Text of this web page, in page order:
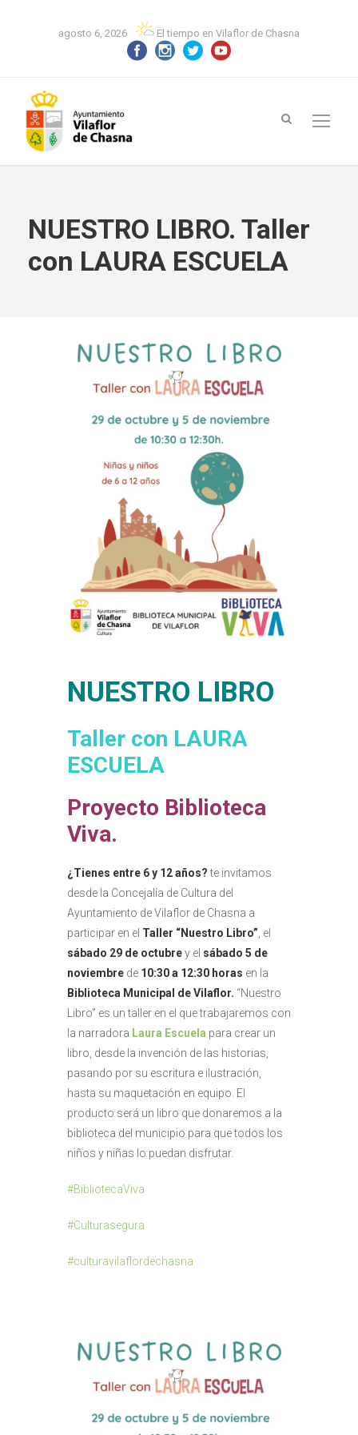
agosto 6, 2026 El tiempo en Vilaflor de Chasna
NUESTRO LIBRO. Taller
con LAURA ESCUELA
NUESTRO LIBRO
Taller con LAURA
ESCUELA
Proyecto Biblioteca
Viva.
¿Tienes entre 6 y 12 años?te invitamos
desde la Concejalía de Cultura del
Ayuntamiento de Vilaflor de Chasna a
participar en el Taller “Nuestro Libro” , el
sábado 29 de octubrey el sábado 5 de
noviembre de 10:30 a 12:30 horas en la
Biblioteca Municipal de Vilaflor. “Nuestro
Libro” es un taller en el que trabajaremos con
la narradora Laura Escuela para crear un
libro, desde la invención de las historias,
pasando por su escritura e ilustración,
hasta su maquetación en equipo. El
producto será un libro que donaremos a la
biblioteca del municipio para que todos los
niños y niñas lo puedan disfrutar.
#BibliotecaViva
#Culturasegura
#culturavilaflordechasna